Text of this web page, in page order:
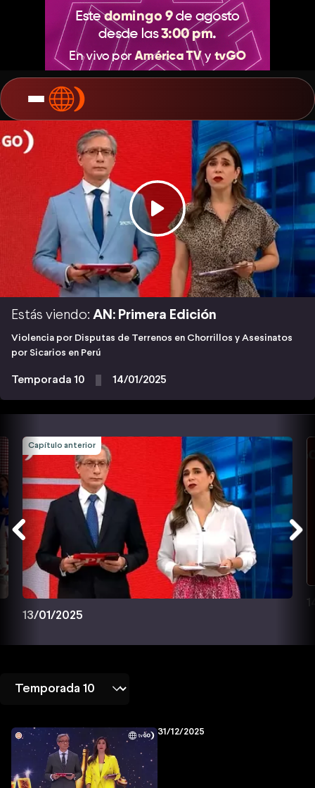
Estás viendo: AN: Primera Edición
Violencia por Disputas de Terrenos en Chorrillos y Asesinatos
por Sicarios en Perú
Temporada 10 14/01/2025
Capítulo anterior
13/01/2025
31/12/2025